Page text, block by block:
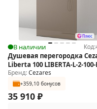
В наличии Код:
Душевая перегородка
Liberta 100 LIBERTA-L-2-100-
NERO
Бренд:Cezares
+359,10 бонусов
35 910 ₽